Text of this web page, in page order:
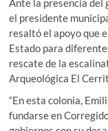
Ante la presencia del
el presidente
resaltó el apoyo que
Estado para
rescate de la
Arqueológica El
“En esta colonia,
fundarse en